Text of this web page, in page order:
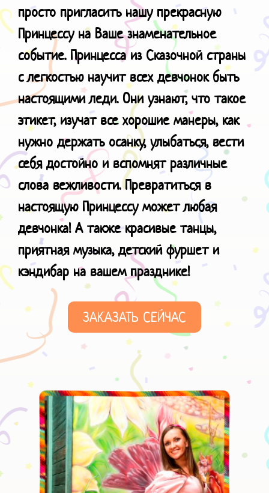
просто пригласить нашу прекрасную
Принцессу на Ваше знаменательное
событие. Принцесса из Сказочной страны
с легкостью научит всех девчонок быть
настоящими леди. Они узнают, что такое
этикет, изучат все хорошие манеры, как
нужно держать осанку, улыбаться, вести
себя достойно и вспомнят различные
слова вежливости. Превратиться в
настоящую Принцессу может любая
девчонка! А также красивые танцы,
приятная музыка, детский фуршет и
кэндибар на вашем празднике!
ЗАКАЗАТЬ СЕЙЧАС